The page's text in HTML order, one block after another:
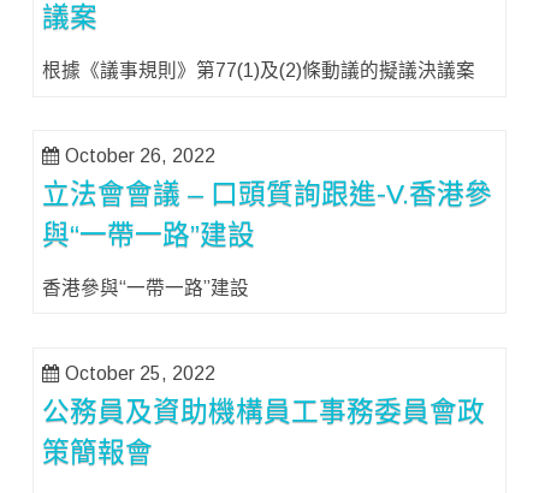
議案
根據《議事規則》第77(1)及(2)條動議的擬議決議案
October 26, 2022
立法會會議 – 口頭質詢跟進-V.香港參
與“一帶一路”建設
香港參與“一帶一路”建設
October 25, 2022
公務員及資助機構員工事務委員會政
策簡報會